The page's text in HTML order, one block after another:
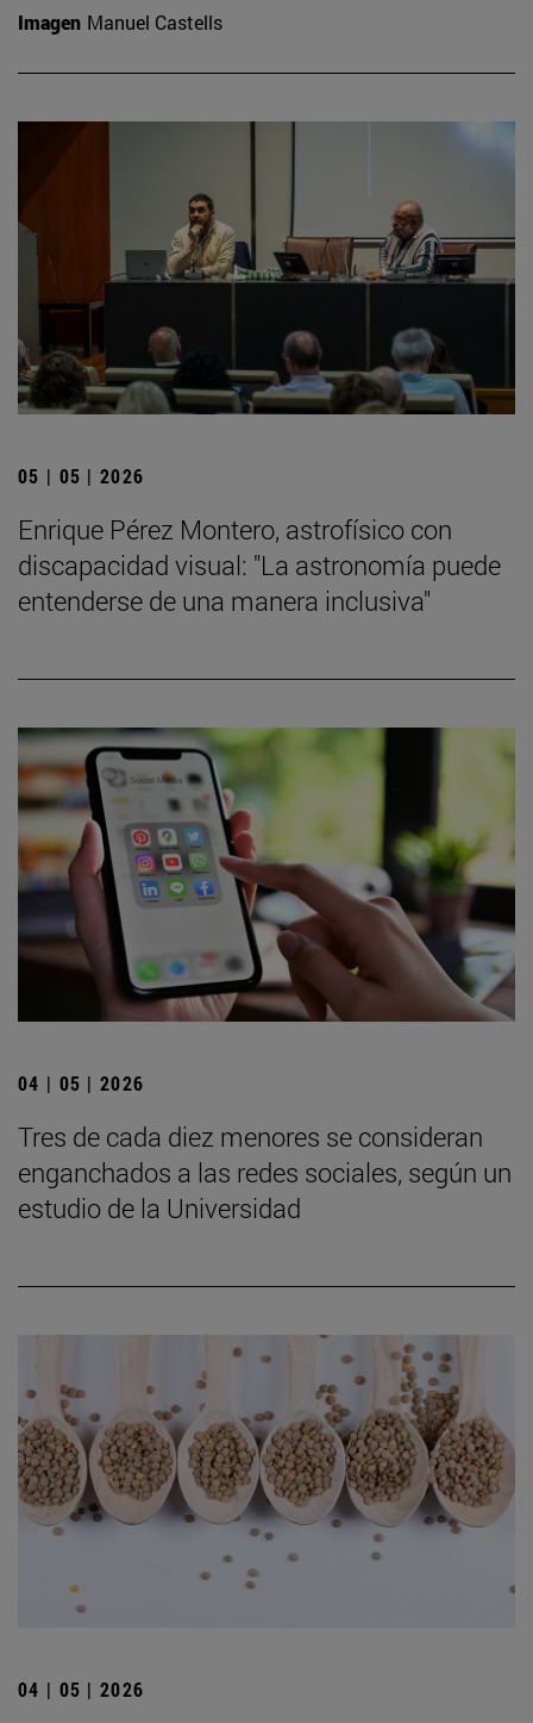
Imagen Manuel Castells
05 | 05 | 2026
Enrique Pérez Montero, astrofísico con
discapacidad visual: "La astronomía puede
entenderse de una manera inclusiva"
04 | 05 | 2026
Tres de cada diez menores se consideran
enganchados a las redes sociales, según un
estudio de la Universidad
04 | 05 | 2026